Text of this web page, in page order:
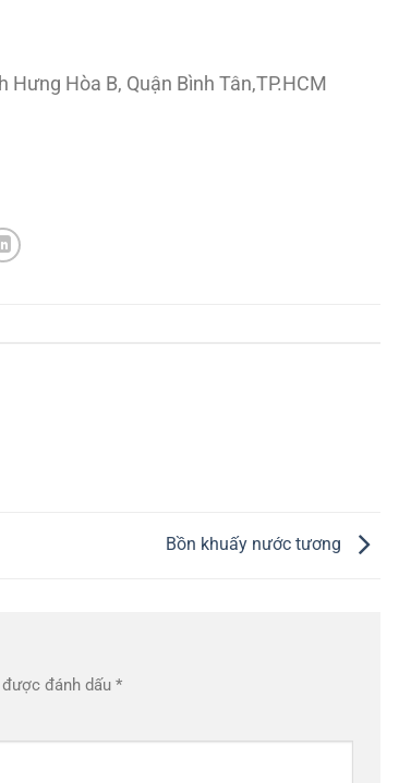
Hòa B, Quận Bình Tân,TP.HCM
Bồn khuấy nước tương
đánh dấu *